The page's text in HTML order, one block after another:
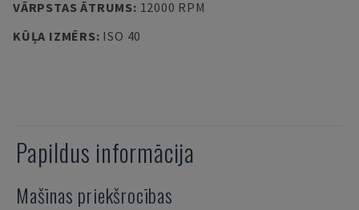
VĀRPSTAS ĀTRUMS: 12000 RPM
KŪĻA IZMĒRS: ISO 40
Papildus informācija
Mašīnas priekšrocības